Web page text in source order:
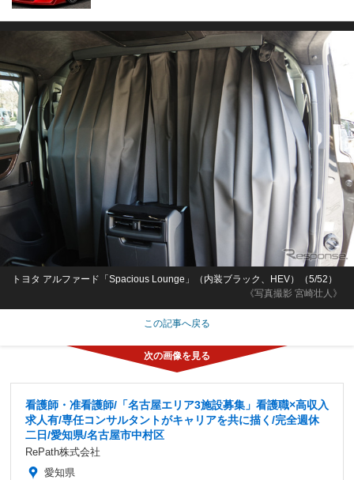
《写真撮影 宮崎壮人》
トヨタ アルファード「Spacious Lounge」（内装ブラック、HEV）（5/52）
この記事へ戻る
看護師・准看護師/「名古屋エリア3施設募集」看護職×高収入
求人有/専任コンサルタントがキャリアを共に描く/完全週休
二日/愛知県/名古屋市中村区
RePath株式会社
愛知県